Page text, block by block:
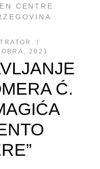
CENTRE
2021
Ć.